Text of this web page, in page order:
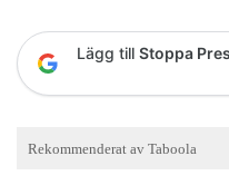
Lägg till Stoppa